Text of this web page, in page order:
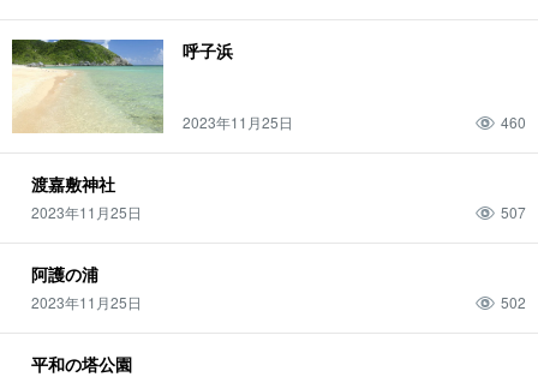
呼子浜
2023年11月25日 460
渡嘉敷神社
2023年11月25日 507
阿護の浦
2023年11月25日 502
平和の塔公園